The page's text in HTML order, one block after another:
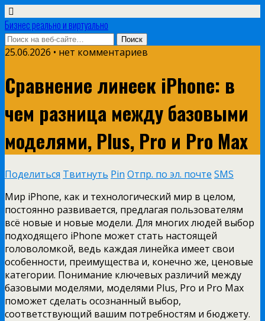
Бизнес реально и виртуально
25.06.2026 • нет комментариев
Сравнение линеек iPhone: в
чем разница между базовыми
моделями, Plus, Pro и Pro Max
Поделиться Твитнуть Pin Отпр. по эл. почте SMS
Мир iPhone, как и технологический мир в целом,
постоянно развивается, предлагая пользователям
всё новые и новые модели. Для многих людей выбор
подходящего iPhone может стать настоящей
головоломкой, ведь каждая линейка имеет свои
особенности, преимущества и, конечно же, ценовые
категории. Понимание ключевых различий между
базовыми моделями, моделями Plus, Pro и Pro Max
поможет сделать осознанный выбор,
соответствующий вашим потребностям и бюджету.